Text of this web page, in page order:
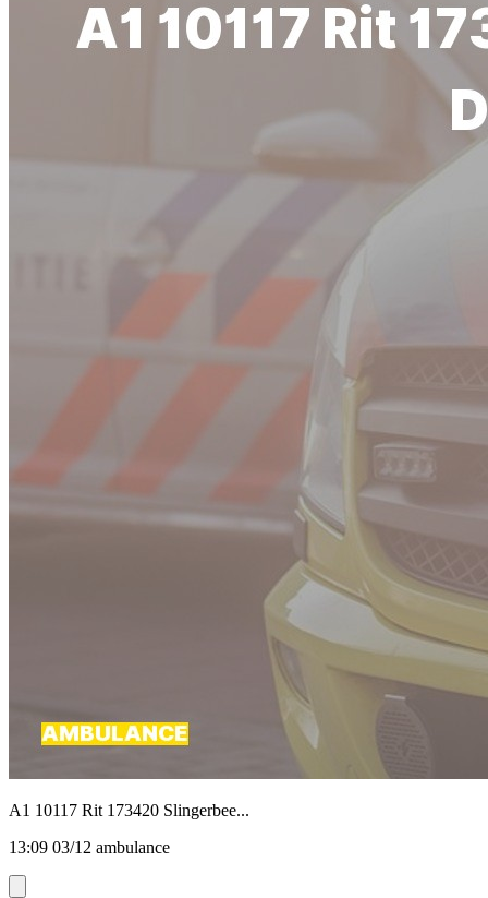
A1 10117 Rit 173420 Slingerbee...
13:09 03/12 ambulance